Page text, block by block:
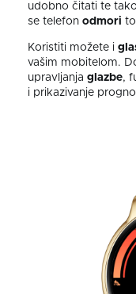
udobno čitati te
se telefon odmori
Koristiti možete i
vašim mobitelom.
upravljanja glazbe,
i prikazivanje